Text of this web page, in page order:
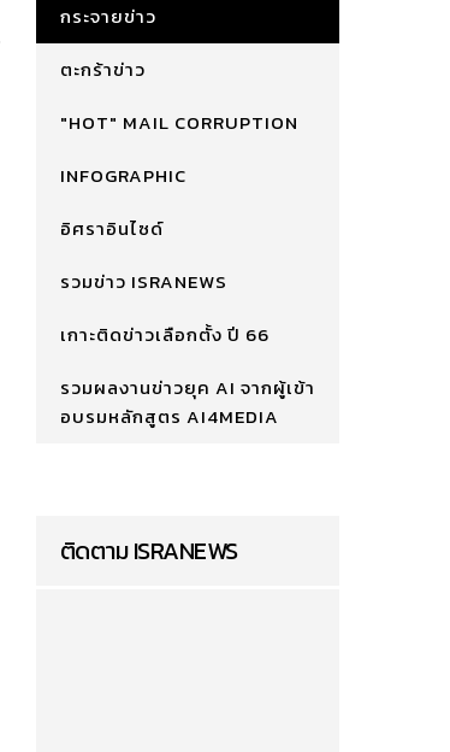
กระจายข่าว
ตะกร้าข่าว
"HOT" MAIL CORRUPTION
INFOGRAPHIC
อิศราอินไซด์
รวมข่าว ISRANEWS
เกาะติดข่าวเลือกตั้ง ปี 66
รวมผลงานข่าวยุค AI จากผู้เข้า
อบรมหลักสูตร AI4MEDIA
ติดตาม ISRANEWS